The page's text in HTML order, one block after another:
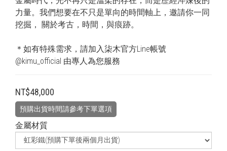
力量。我們想要在不只是單向的時間軸上，邀請你一同
挖掘， 關於考古，時間，與痕跡。
＊如有特殊需求，請加入柒木官方Line帳號
@kimu_official 由專人為您服務
NT$48,000
預購出貨時間請參考下單選項
金屬材質